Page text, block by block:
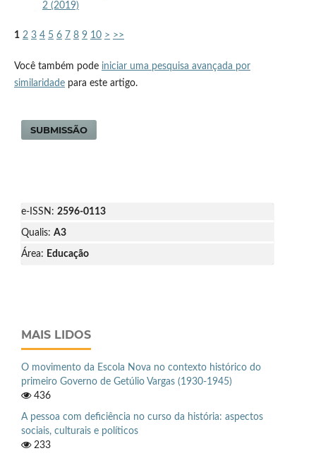
2 (2019)
1 2 3 4 5 6 7 8 9 10 > >>
Você também pode iniciar uma pesquisa avançada por
similaridadepara este artigo.
SUBMISSÃO
e-ISSN: 2596-0113
Qualis: A3
Área: Educação
MAIS LIDOS
O movimento da Escola Nova no contexto histórico do
primeiro Governo de Getúlio Vargas (1930-1945)
436
A pessoa com deficiência no curso da história: aspectos
sociais, culturais e políticos
233